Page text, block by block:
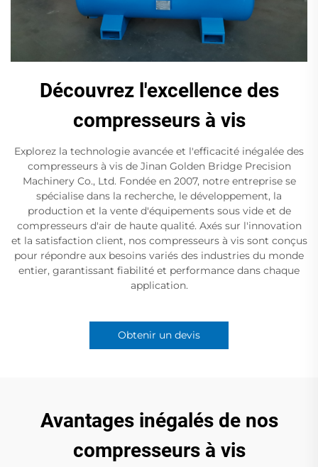
Découvrez l'excellence des
compresseurs à vis
Explorez la technologie avancée et l'efficacité inégalée des
compresseurs à vis de Jinan Golden Bridge Precision
Machinery Co., Ltd. Fondée en 2007, notre entreprise se
spécialise dans la recherche, le développement, la
production et la vente d'équipements sous vide et de
compresseurs d'air de haute qualité. Axés sur l'innovation
et la satisfaction client, nos compresseurs à vis sont conçus
pour répondre aux besoins variés des industries du monde
entier, garantissant fiabilité et performance dans chaque
application.
Obtenir un devis
Avantages inégalés de nos
compresseurs à vis